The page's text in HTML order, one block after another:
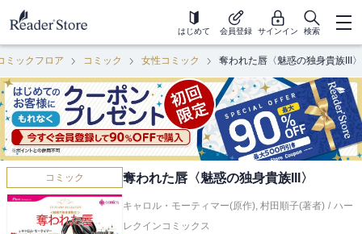
はじめて 会員登録 サインイン 検索
ミックフロア コミック 女性コミック 奪われた唇〈魅惑の独身貴族III〉
コミック 奪われた唇〈魅惑の独身貴族III〉
キャロル・モーティマー(原作), 村田順子(著者) / ハー
レクインコミックス